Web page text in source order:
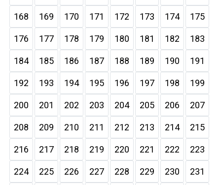
168 169 170 171 172 173 174 175
176 177 178 179 180 181 182 183
184 185 186 187 188 189 190 191
192 193 194 195 196 197 198 199
200 201 202 203 204 205 206 207
208 209 210 211 212 213 214 215
216 217 218 219 220 221 222 223
224 225 226 227 228 229 230 231